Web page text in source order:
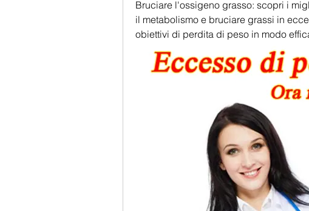
Bruciare l'ossigeno grasso: scopri i
il metabolismo e bruciare grassi in
obiettivi di perdita di peso in modo